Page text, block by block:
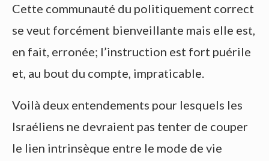
Cette communauté du politiquement correct
se veut forcément bienveillante mais elle est,
en fait, erronée; l’instruction est fort puérile
et, au bout du compte, impraticable.
Voilà deux entendements pour lesquels les
Israéliens ne devraient pas tenter de couper
le lien intrinsèque entre le mode de vie